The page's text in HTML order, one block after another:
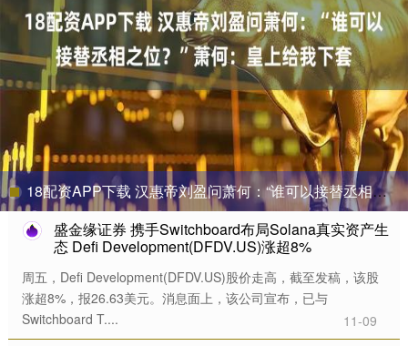
18配资APP下载 汉惠帝刘盈问萧何：“谁可以接替丞相之位？”萧何：皇上给我下套
盛金缘证券 携手Switchboard布局Solana真实资产生
态 Defi Development(DFDV.US)涨超8%
周五，Defi Development(DFDV.US)股价走高，截至发稿，该股
涨超8%，报26.63美元。消息面上，该公司宣布，已与
Switchboard T....
11-09